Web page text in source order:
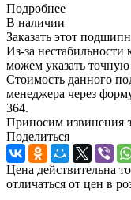
Подробнее
В наличии
Заказать этот
Из-за нестабильности
можем указать
Стоимость данного
менеджера через
364.
Приносим извинения
Поделиться
Цена действительна
отличаться от цен в